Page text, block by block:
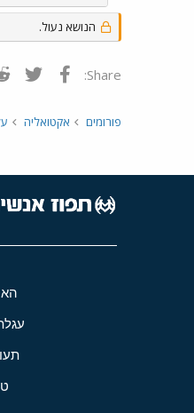
הנושא נעול.
Share: פייסבוק
פורומים אקטואליה